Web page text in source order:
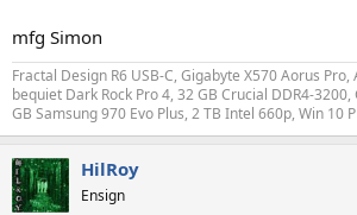
mfg Simon
Fractal Design R6 USB-C, Gigabyte X570 Aorus Pro,
bequiet Dark Rock Pro 4, 32 GB Crucial DDR4-
GB Samsung 970 Evo Plus, 2 TB Intel 660p, Win 10
HilRoy
Ensign